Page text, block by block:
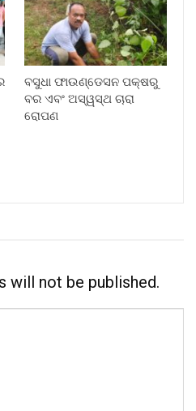
ବସୁଧା ଫାଉଣ୍ଡେସନ ପକ୍ଷରୁ
ବର ଏବଂ ଅସ୍ୱସ୍ଥ ଚାରା
ରୋପଣ
will not be published.